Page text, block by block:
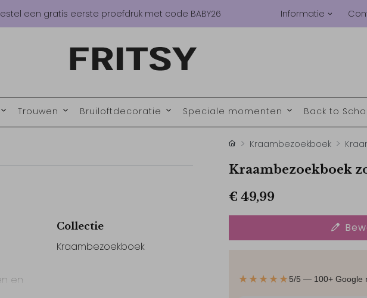
een gratis eerste proefdruk met code BABY26 Informatie
Trouwen Bruiloftdecoratie Speciale momenten Back to
en
Collectie
Kraambezoekboek
Kraambezoekboek
Kraambezoekboek
€ 49,99
★★★★★5/5 — 100+ Google